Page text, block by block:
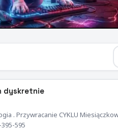
dyskretnie
. Przywracanie CYKLU
595